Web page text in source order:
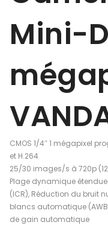
Mini-
CMOS 1/4″ 1 mégapixel
et H.264
25/30 images/s à 720p
Plage dynamique
(ICR), Réduction du bruit
blancs automatique
de gain automatique